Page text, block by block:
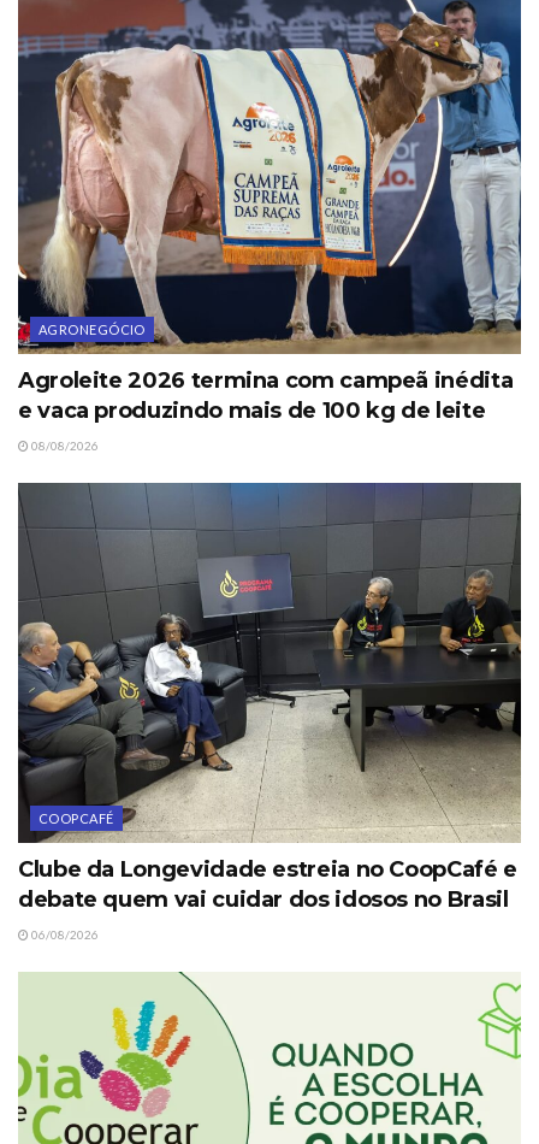
AGRONEGÓCIO
Agroleite 2026 termina com campeã inédita
e vaca produzindo mais de 100 kg de leite
08/08/2026
COOPCAFÉ
Clube da Longevidade estreia no CoopCafé e
debate quem vai cuidar dos idosos no Brasil
06/08/2026